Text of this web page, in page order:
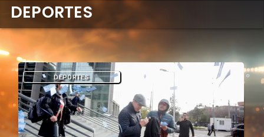
DEPORTES
DEPORTES